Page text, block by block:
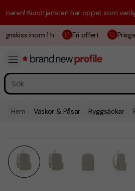
Kundtjänsten har öppet som vanligt
inom 1 h Fri offert
Hem Väskor & Påsar Ryggsäckar